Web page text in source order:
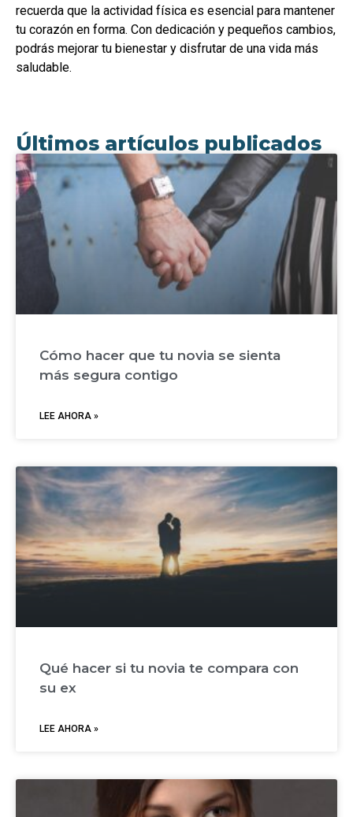
recuerda que la actividad física es esencial para mantener
tu corazón en forma. Con dedicación y pequeños cambios,
podrás mejorar tu bienestar y disfrutar de una vida más
saludable.
Últimos artículos publicados
Cómo hacer que tu novia se sienta
más segura contigo
LEE AHORA »
Qué hacer si tu novia te compara con
su ex
LEE AHORA »